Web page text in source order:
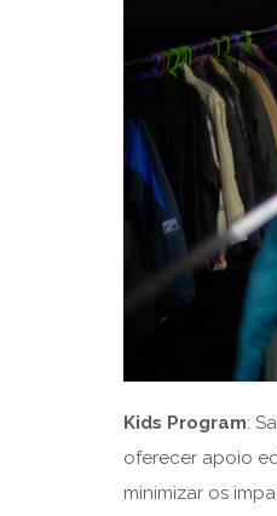
Kids Program:
oferecer apoio
minimizar os